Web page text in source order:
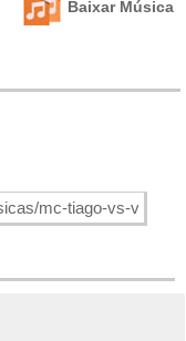
Baixar Música